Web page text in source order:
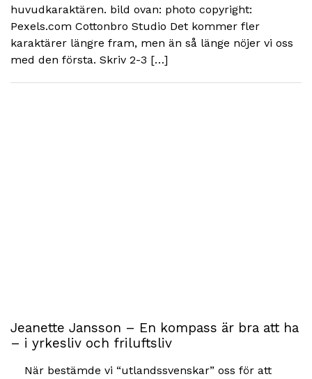
huvudkaraktären. bild ovan: photo copyright:
Pexels.com Cottonbro Studio Det kommer fler
karaktärer längre fram, men än så länge nöjer vi oss
med den första. Skriv 2-3 […]
Jeanette Jansson – En kompass är bra att ha
– i yrkesliv och friluftsliv
När bestämde vi “utlandssvenskar” oss för att